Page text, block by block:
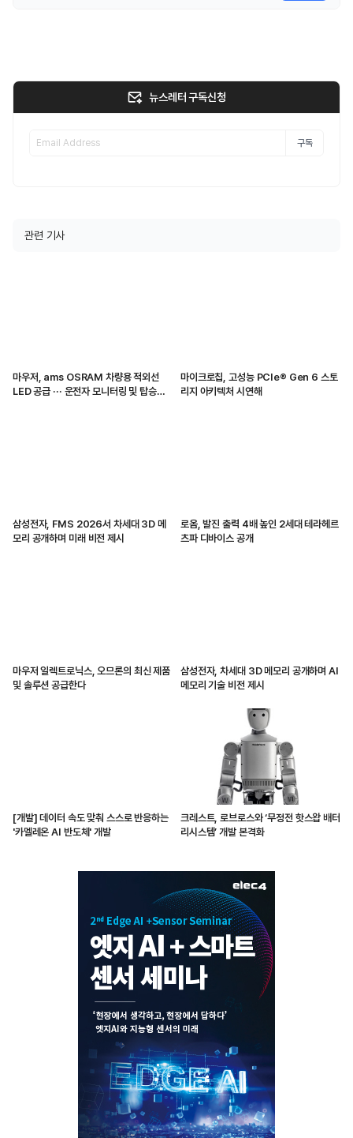
뉴스레터 구독신청
구독
관련 기사
마우저, ams OSRAM 차량용 적외선
LED 공급 ··· 운전자 모니터링 및 탑승자
마이크로칩, 고성능 PCIe® Gen 6 스토
리지 아키텍처 시연해
삼성전자, FMS 2026서 차세대 3D 메
모리 공개하며 미래 비전 제시
로옴, 발진 출력 4배 높인 2세대 테라헤르
츠파 디바이스 공개
마우저 일렉트로닉스, 오므론의 최신 제품
및 솔루션 공급한다
삼성전자, 차세대 3D 메모리 공개하며 AI
메모리 기술 비전 제시
[개발] 데이터 속도 맞춰 스스로 반응하는
'카멜레온 AI 반도체' 개발
크레스트, 로브로스와 ‘무정전 핫스왑 배터
리시스템’ 개발 본격화